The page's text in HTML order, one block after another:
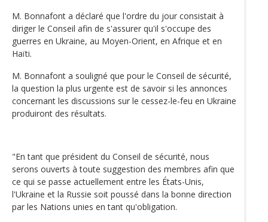
M. Bonnafont a déclaré que l'ordre du jour consistait à
diriger le Conseil afin de s'assurer qu'il s'occupe des
guerres en Ukraine, au Moyen-Orient, en Afrique et en
Haïti.
M. Bonnafont a souligné que pour le Conseil de sécurité,
la question la plus urgente est de savoir si les annonces
concernant les discussions sur le cessez-le-feu en Ukraine
produiront des résultats.
"En tant que président du Conseil de sécurité, nous
serons ouverts à toute suggestion des membres afin que
ce qui se passe actuellement entre les États-Unis,
l'Ukraine et la Russie soit poussé dans la bonne direction
par les Nations unies en tant qu'obligation.